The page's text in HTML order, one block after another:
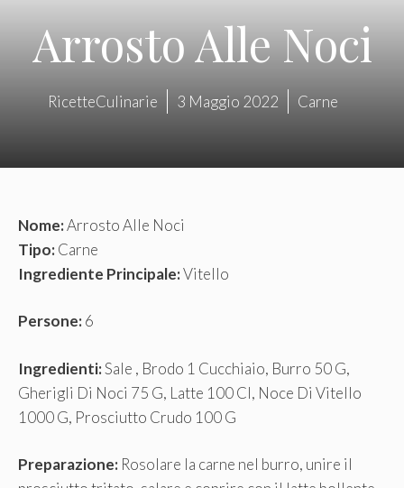
Arrosto Alle Noci
RicetteCulinarie 3 Maggio 2022 Carne
Nome:Arrosto Alle Noci
Tipo:Carne
Ingrediente Principale:Vitello
Persone:6
Ingredienti:Sale , Brodo 1 Cucchiaio, Burro 50 G,
Gherigli Di Noci 75 G, Latte 100 Cl, Noce Di Vitello
1000 G, Prosciutto Crudo 100 G
Preparazione: Rosolare la carne nel burro, unire il